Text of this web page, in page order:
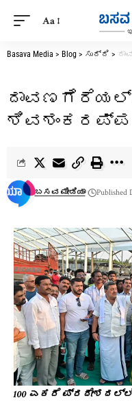
Aa
Basava Media > Blog > ಸುದ್ದಿ >
ಶಿವಶಂಕರಪ್ಪ
ಬಸವ ಮೀಡಿಯಾ Published
100 ಎಕರೆ